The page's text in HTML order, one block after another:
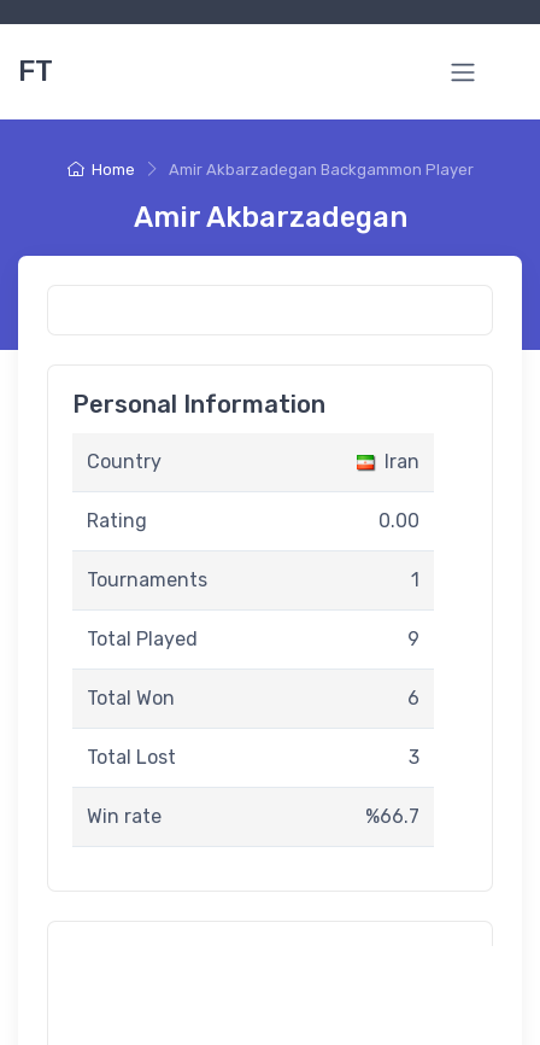
FT
Home Amir Akbarzadegan Backgammon Player
Amir Akbarzadegan
Personal Information
Country Iran
Rating 0.00
Tournaments 1
Total Played 9
Total Won 6
Total Lost 3
Win rate %66.7